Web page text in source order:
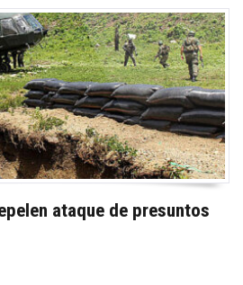
ataque de presuntos